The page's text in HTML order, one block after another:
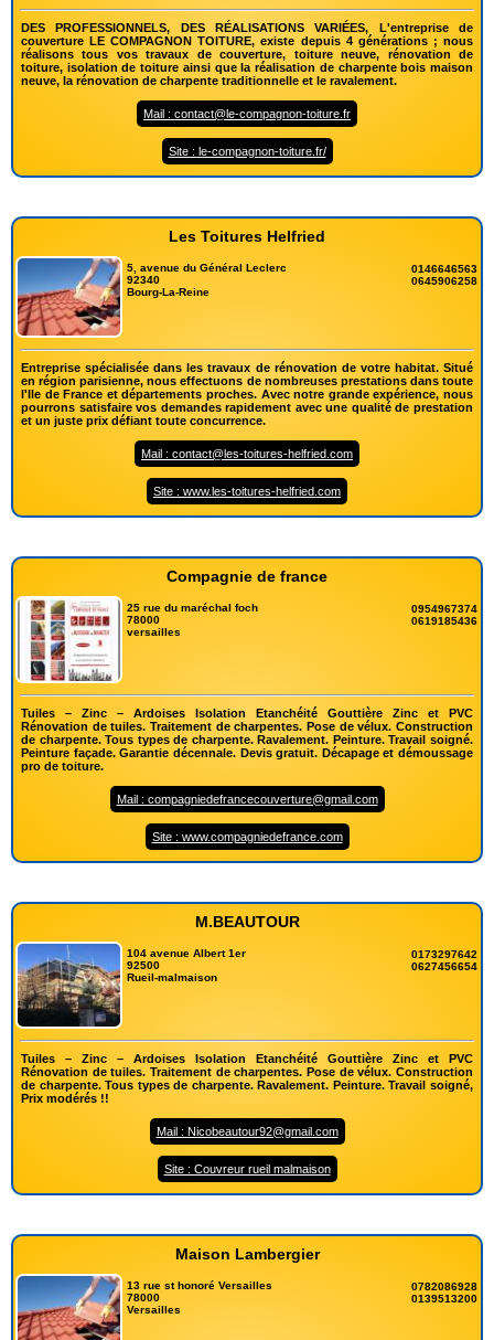
DES PROFESSIONNELS, DES RÉALISATIONS VARIÉES, L'entreprise de
couverture LE COMPAGNON TOITURE, existe depuis 4 générations ; nous
réalisons tous vos travaux de couverture, toiture neuve, rénovation de
toiture, isolation de toiture ainsi que la réalisation de charpente bois maison
neuve, la rénovation de charpente traditionnelle et le ravalement.
Mail : contact@le-compagnon-toiture.fr
Site : le-compagnon-toiture.fr/
Les Toitures Helfried
5, avenue du Général Leclerc
92340
Bourg-La-Reine
0146646563
0645906258
Entreprise spécialisée dans les travaux de rénovation de votre habitat. Situé
en région parisienne, nous effectuons de nombreuses prestations dans toute
l'Ile de France et départements proches. Avec notre grande expérience, nous
pourrons satisfaire vos demandes rapidement avec une qualité de prestation
et un juste prix défiant toute concurrence.
Mail : contact@les-toitures-helfried.com
Site : www.les-toitures-helfried.com
Compagnie de france
25 rue du maréchal foch
78000
versailles
0954967374
0619185436
Tuiles – Zinc – Ardoises Isolation Etanchéité Gouttière Zinc et PVC
Rénovation de tuiles. Traitement de charpentes. Pose de vélux. Construction
de charpente. Tous types de charpente. Ravalement. Peinture. Travail soigné.
Peinture façade. Garantie décennale. Devis gratuit. Décapage et démoussage
pro de toiture.
Mail : compagniedefrancecouverture@gmail.com
Site : www.compagniedefrance.com
M.BEAUTOUR
104 avenue Albert 1er
92500
Rueil-malmaison
0173297642
0627456654
Tuiles – Zinc – Ardoises Isolation Etanchéité Gouttière Zinc et PVC
Rénovation de tuiles. Traitement de charpentes. Pose de vélux. Construction
de charpente. Tous types de charpente. Ravalement. Peinture. Travail soigné,
Prix modérés !!
Mail : Nicobeautour92@gmail.com
Site : Couvreur rueil malmaison
Maison Lambergier
13 rue st honoré Versailles
78000
Versailles
0782086928
0139513200